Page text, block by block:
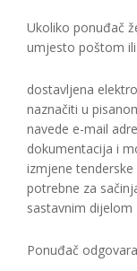
Ukoliko ponuđač
umjesto poštom
dostavljena
naznačiti u
navede e-mail
dokumentacija i
izmjene
potrebne za
sastavnim dijelom
Ponuđač